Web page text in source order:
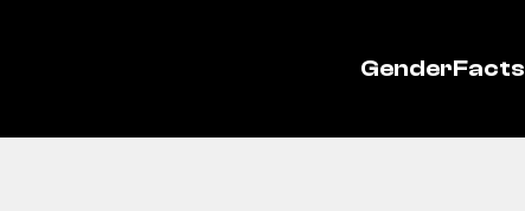
GenderFacts